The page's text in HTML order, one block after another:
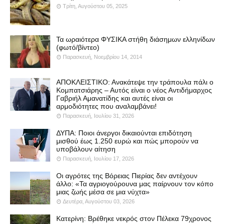
Τρίτη, Αυγούστου 05, 2025
Τα ωραιότερα ΦΥΣΙΚΑ στήθη διάσημων ελληνίδων
(φωτό/βίντεο)
Παρασκευή, Νοεμβρίου 14, 2014
ΑΠΟΚΛΕΙΣΤΙΚΟ: Ανακάτεψε την τράπουλα πάλι ο
Κομπατσιάρης – Αυτός είναι ο νέος Αντιδήμαρχος
Γαβριήλ Αμανατίδης και αυτές είναι οι
αρμοδιότητες που αναλαμβάνει!
Παρασκευή, Ιουλίου 31, 2026
ΔΥΠΑ: Ποιοι άνεργοι δικαιούνται επιδότηση
μισθού έως 1.250 ευρώ και πώς μπορούν να
υποβάλουν αίτηση
Παρασκευή, Ιουλίου 17, 2026
Οι αγρότες της Βόρειας Πιερίας δεν αντέχουν
άλλο: «Τα αγριογούρουνα μας παίρνουν τον κόπο
μιας ζωής μέσα σε μια νύχτα»
Δευτέρα, Αυγούστου 03, 2026
Κατερίνη: Βρέθηκε νεκρός στον Πέλεκα 79χρονος